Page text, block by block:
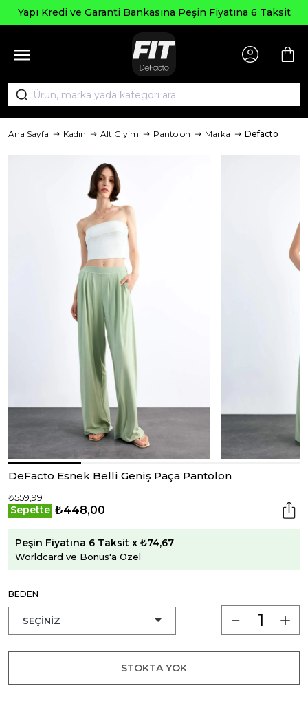
Yapı Kredi ve Garanti Bankasına Peşin Fiyatına 6 Taksit
Ana Sayfa Kadın Alt Giyim Pantolon Marka Defacto
DeFacto Esnek Belli Geniş Paça Pantolon
₺559,99
Sepette ₺448,00
Peşin Fiyatına 6 Taksit x ₺74,67
Worldcard ve Bonus'a Özel
BEDEN
STOKTA YOK